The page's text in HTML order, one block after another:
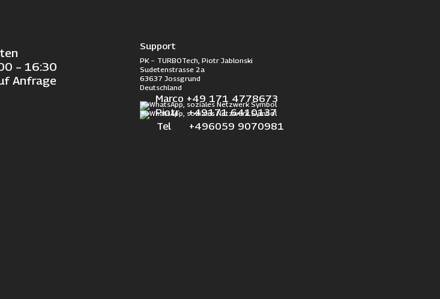
– 16:30
Anfrage
Support
PK – TURBOTech, Piotr Jablonski
Sudetenstrasse 2a
63637 Jossgrund
Deutschland
Marco +49 171 4778673
Piotr +49171 6410137
Tel +496059 9070981